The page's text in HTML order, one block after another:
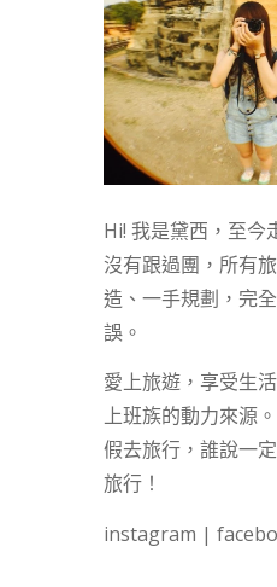
Hi! 我是黛西，至今
沒有跟過團，所有
造、一手規劃，完
誤。
愛上旅遊，享受生
上班族的動力來源
假去旅行，誰說一
旅行！
instagram |